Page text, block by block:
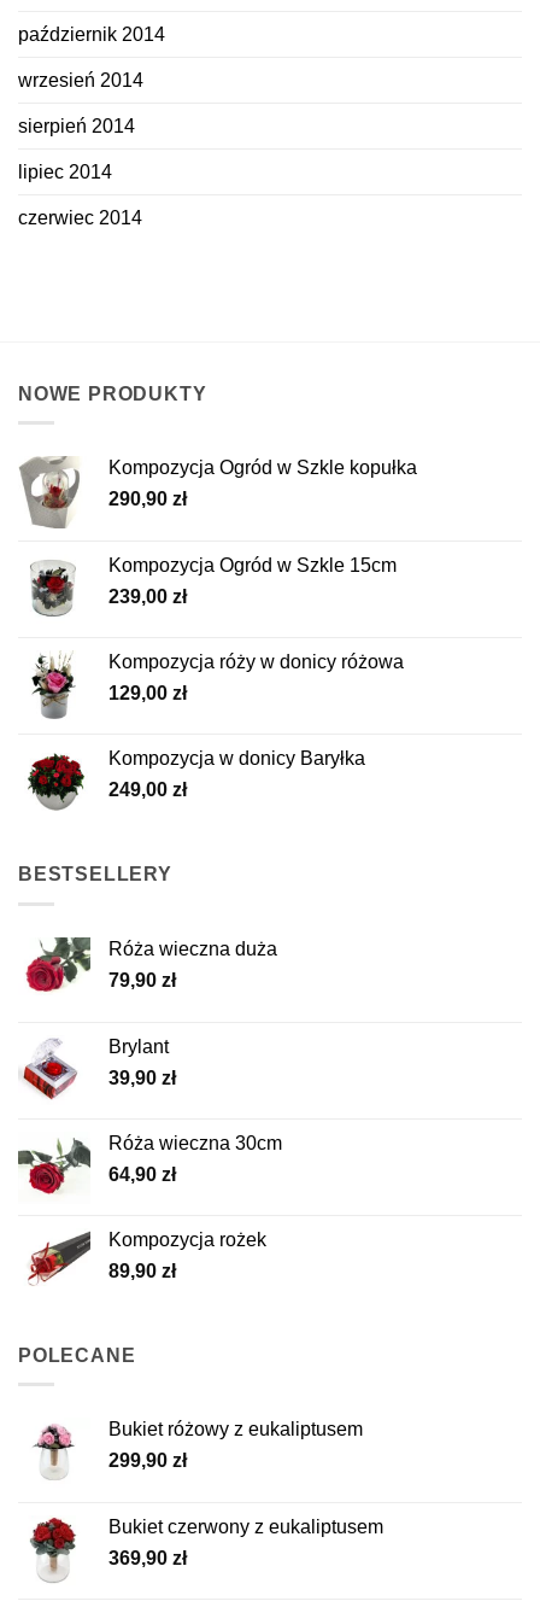
październik 2014
wrzesień 2014
sierpień 2014
lipiec 2014
czerwiec 2014
NOWE PRODUKTY
Kompozycja Ogród w Szkle kopułka
290,90 zł
Kompozycja Ogród w Szkle 15cm
239,00 zł
Kompozycja róży w donicy różowa
129,00 zł
Kompozycja w donicy Baryłka
249,00 zł
BESTSELLERY
Róża wieczna duża
79,90 zł
Brylant
39,90 zł
Róża wieczna 30cm
64,90 zł
Kompozycja rożek
89,90 zł
POLECANE
Bukiet różowy z eukaliptusem
299,90 zł
Bukiet czerwony z eukaliptusem
369,90 zł